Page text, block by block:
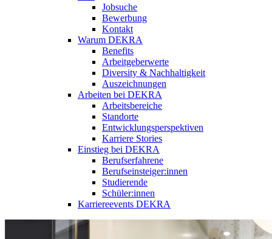
Jobsuche
Bewerbung
Kontakt
Warum DEKRA
Benefits
Arbeitgeberwerte
Diversity & Nachhaltigkeit
Auszeichnungen
Arbeiten bei DEKRA
Arbeitsbereiche
Standorte
Entwicklungsperspektiven
Karriere Stories
Einstieg bei DEKRA
Berufserfahrene
Berufseinsteiger:innen
Studierende
Schüler:innen
Karriereevents DEKRA